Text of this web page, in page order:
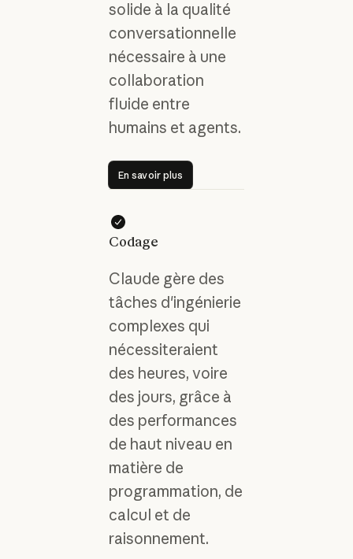
solide à la qualité
conversationnelle
nécessaire à une
collaboration
fluide entre
humains et agents.
En savoir plus
En savoir plus
Codage
Claude gère des
tâches d'ingénierie
complexes qui
nécessiteraient
des heures, voire
des jours, grâce à
des performances
de haut niveau en
matière de
programmation, de
calcul et de
raisonnement.